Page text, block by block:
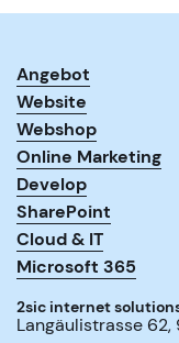
Angebot
Website
Webshop
Online Marketing
Develop
SharePoint
Cloud & IT
Microsoft 365
2sic internet
Langäulistrasse 62,